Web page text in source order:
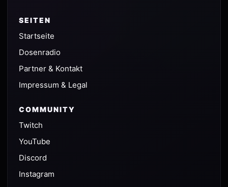
SEITEN
Startseite
Dosenradio
Partner & Kontakt
Impressum & Legal
COMMUNITY
Twitch
YouTube
Discord
Instagram